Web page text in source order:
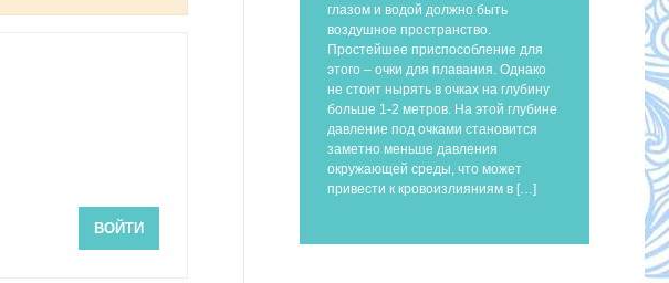
ВОЙТИ
глазом и водой должно быть
воздушное пространство.
Простейшее приспособление для
этого – очки для плавания. Однако
не стоит нырять в очках на глубину
больше 1-2 метров. На этой глубине
давление под очками становится
заметно меньше давления
окружающей среды, что может
привести к кровоизлияниям в […]